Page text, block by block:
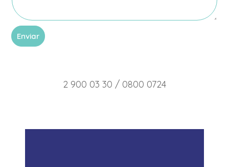
Enviar
2 900 03 30 / 0800 0724